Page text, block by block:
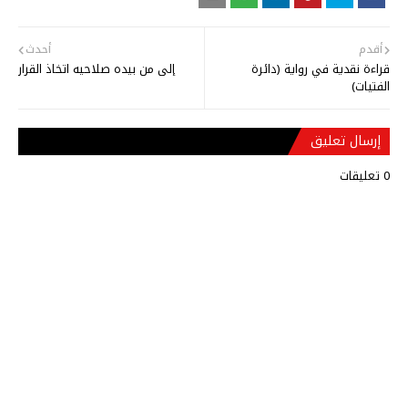
أحدث
إلى من بيده صلاحيه اتخاذ القرار
أقدم
قراءة نقدية في رواية (دائرة
الفتيات)
إرسال تعليق
0 تعليقات